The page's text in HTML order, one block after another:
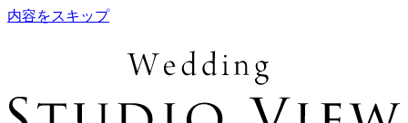
内容をスキップ